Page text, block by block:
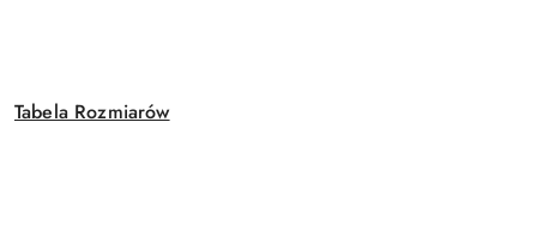
Tabela Rozmiarów